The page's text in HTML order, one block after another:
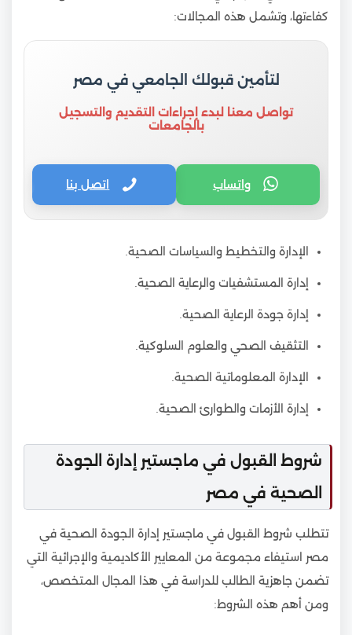
كفاءتها، وتشمل هذه المجالات:
لتأمين قبولك الجامعي في مصر
تواصل معنا لبدء إجراءات التقديم والتسجيل
بالجامعات
واتساب اتصل بنا
الإدارة والتخطيط والسياسات الصحية.
إدارة المستشفيات والرعاية الصحية.
إدارة جودة الرعاية الصحية.
التثقيف الصحي والعلوم السلوكية.
الإدارة المعلوماتية الصحية.
إدارة الأزمات والطوارئ الصحية.
شروط القبول في ماجستير إدارة الجودة
الصحية في مصر
تتطلب شروط القبول في ماجستير إدارة الجودة الصحية في
مصر استيفاء مجموعة من المعايير الأكاديمية والإجرائية التي
تضمن جاهزية الطالب للدراسة في هذا المجال المتخصص،
ومن أهم هذه الشروط: